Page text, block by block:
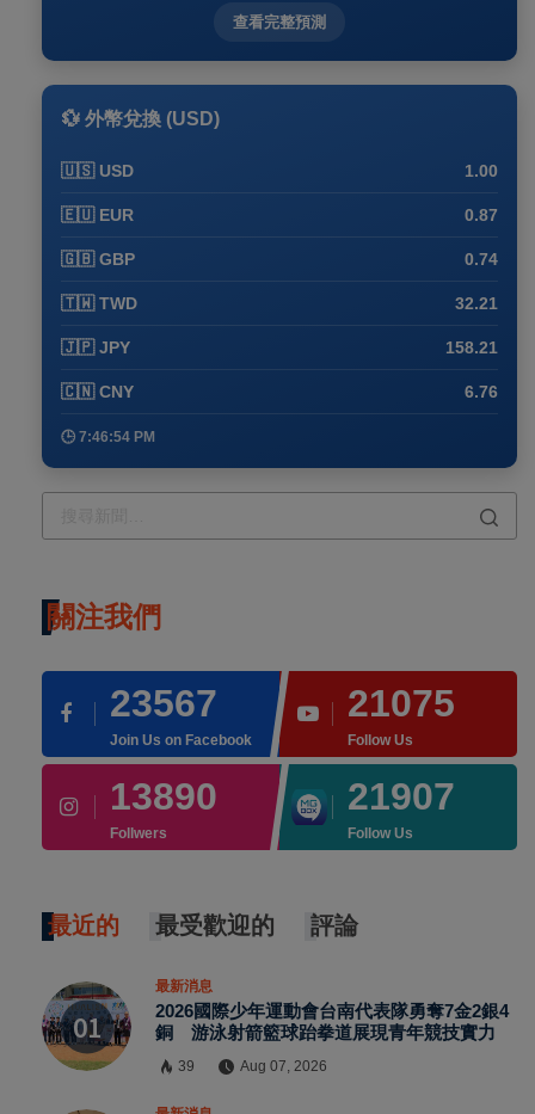
查看完整預測
💱 外幣兌換 (USD)
🇺🇸 USD 1.00
🇪🇺 EUR 0.87
🇬🇧 GBP 0.74
🇹🇼 TWD 32.21
🇯🇵 JPY 158.21
🇨🇳 CNY 6.76
🕒 7:46:54 PM
關注我們
23567
Join Us on Facebook
21075
Follow Us
13890
Follwers
21907
Follow Us
最近的 最受歡迎的 評論
最新消息
2026國際少年運動會台南代表隊勇奪7金2銀4
銅 游泳射箭籃球跆拳道展現青年競技實力
39 Aug 07, 2026